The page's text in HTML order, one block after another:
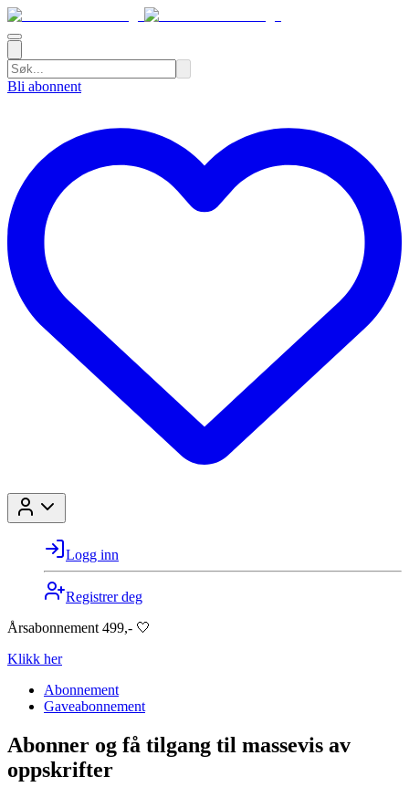
Bli abonnent
Logg inn
Registrer deg
Årsabonnement 499,- 🤍
Klikk her
Abonnement
Gaveabonnement
Abonner og få tilgang til massevis av
oppskrifter